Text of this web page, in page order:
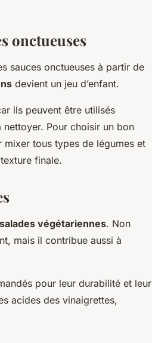
onctueuses
sauces onctueuses à partir de
devient un jeu d’enfant.
ils peuvent être utilisés
Pour choisir un bon
mixer tous types de légumes et
finale.
salades végétariennes. Non
mais il contribue aussi à
pour leur durabilité et leur
acides des vinaigrettes,